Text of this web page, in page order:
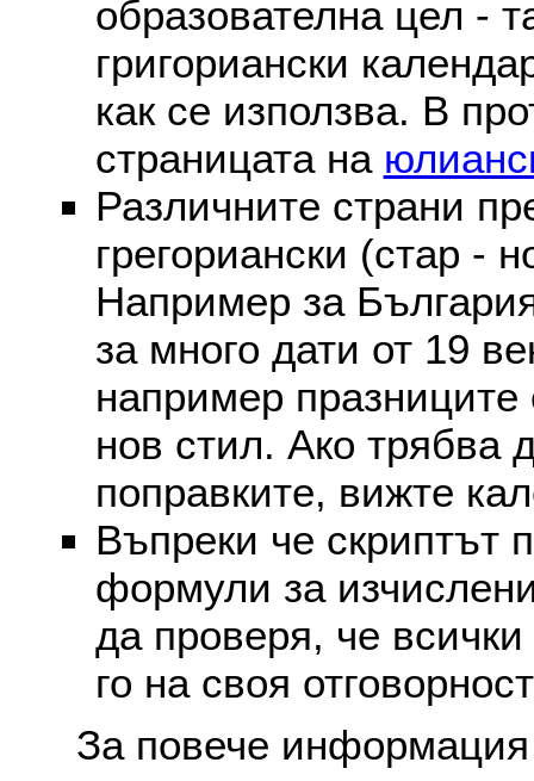
образователна цел -
григориански
как се използва. В
страницата на
Различните страни
грегориански (стар -
Например за
за много дати от 19
например празниците
нов стил. Ако трябва
поправките, вижте
Въпреки че скриптът
формули за
да проверя, че
го на своя
За повече информация